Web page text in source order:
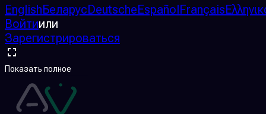
EnglishБеларусDeutscheEspañolFrançais
Войтиили
Зарегистрироваться
Показать полное